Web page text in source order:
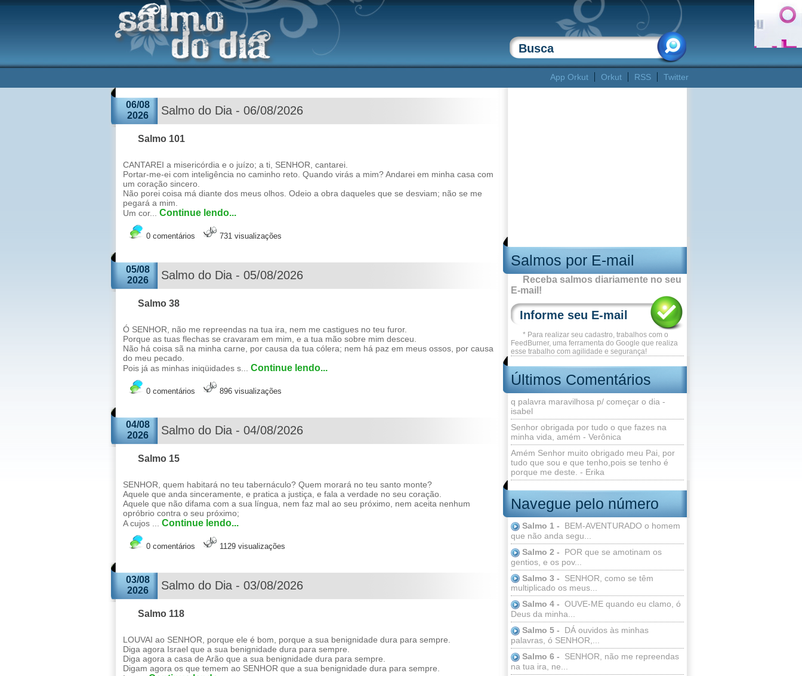
App Orkut Orkut RSS Twitter
Salmos por E-mail
Receba salmos diariamente no seu
E-mail!
* Para realizar seu cadastro, trabalhos com o
FeedBurner, uma ferramenta do Google que realiza
esse trabalho com agilidade e segurança!
Últimos Comentários
q palavra maravilhosa p/ começar o dia -
isabel
Senhor obrigada por tudo o que fazes na
minha vida, amém - Verônica
Amém Senhor muito obrigado meu Pai, por
tudo que sou e que tenho,pois se tenho é
porque me deste. - Erika
Navegue pelo número
Salmo 1 -
BEM-AVENTURADO o homem
que não anda segu...
Salmo 2 -
POR que se amotinam os
gentios, e os pov...
Salmo 3 -
SENHOR, como se têm
multiplicado os meus...
Salmo 4 - OUVE-ME quando eu clamo, ó
Deus da minha...
Salmo 5 -
DÁ ouvidos às minhas
palavras, ó SENHOR,...
Salmo 6 -
SENHOR, não me repreendas
na tua ira, ne...
06/08
2026
Salmo do Dia - 06/08/2026
Salmo 101
CANTAREI a misericórdia e o juízo; a ti, SENHOR, cantarei.
Portar-me-ei com inteligência no caminho reto. Quando virás a mim? Andarei em minha casa com
um coração sincero.
Não porei coisa má diante dos meus olhos. Odeio a obra daqueles que se desviam; não se me
pegará a mim.
Um cor... Continue lendo...
0 comentários 731 visualizações
05/08
2026
Salmo do Dia - 05/08/2026
Salmo 38
Ó SENHOR, não me repreendas na tua ira, nem me castigues no teu furor.
Porque as tuas flechas se cravaram em mim, e a tua mão sobre mim desceu.
Não há coisa sã na minha carne, por causa da tua cólera; nem há paz em meus ossos, por causa
do meu pecado.
Pois já as minhas iniqüidades s... Continue lendo...
0 comentários 896 visualizações
04/08
2026
Salmo do Dia - 04/08/2026
Salmo 15
SENHOR, quem habitará no teu tabernáculo? Quem morará no teu santo monte?
Aquele que anda sinceramente, e pratica a justiça, e fala a verdade no seu coração.
Aquele que não difama com a sua língua, nem faz mal ao seu próximo, nem aceita nenhum
opróbrio contra o seu próximo;
A cujos ... Continue lendo...
0 comentários 1129 visualizações
03/08
2026
Salmo do Dia - 03/08/2026
Salmo 118
LOUVAI ao SENHOR, porque ele é bom, porque a sua benignidade dura para sempre.
Diga agora Israel que a sua benignidade dura para sempre.
Diga agora a casa de Arão que a sua benignidade dura para sempre.
Digam agora os que temem ao SENHOR que a sua benignidade dura para sempre.